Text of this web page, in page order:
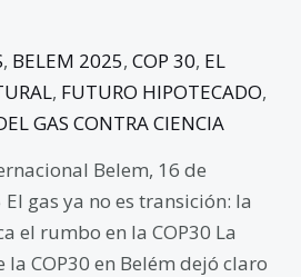
, BELEM 2025,COP 30, EL
, FUTURO HIPOTECADO,
GAS CONTRA CIENCIA
Belem, 16 de
gas ya no es transición: la
el rumbo en la COP30 La
COP30 en Belém dejó claro